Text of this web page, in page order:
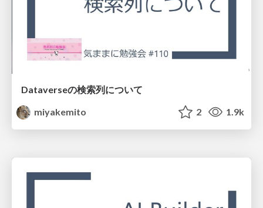
Dataverseの検索列について
miyakemito
2 1.9k